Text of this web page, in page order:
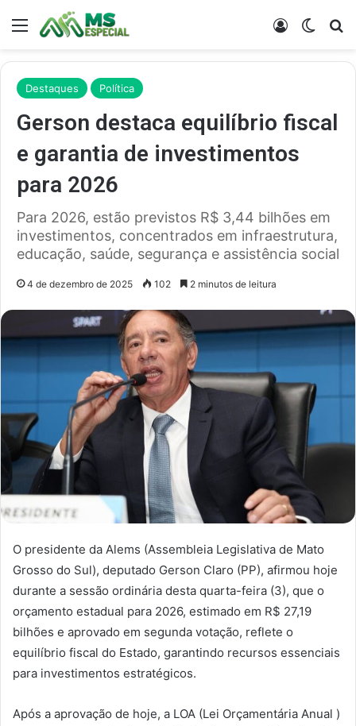
Menu Entrar
Destaques Política
Gerson destaca equilíbrio fiscal
e garantia de investimentos
para 2026
Para 2026, estão previstos R$ 3,44 bilhões em
investimentos, concentrados em infraestrutura,
educação, saúde, segurança e assistência social
4 de dezembro de 2025 102 2 minutos de leitura
O presidente da Alems (Assembleia Legislativa de Mato
Grosso do Sul), deputado Gerson Claro (PP), afirmou hoje
durante a sessão ordinária desta quarta-feira (3), que o
orçamento estadual para 2026, estimado em R$ 27,19
bilhões e aprovado em segunda votação, reflete o
equilíbrio fiscal do Estado, garantindo recursos essenciais
para investimentos estratégicos.
Após a aprovação de hoje, a LOA (Lei Orçamentária Anual )